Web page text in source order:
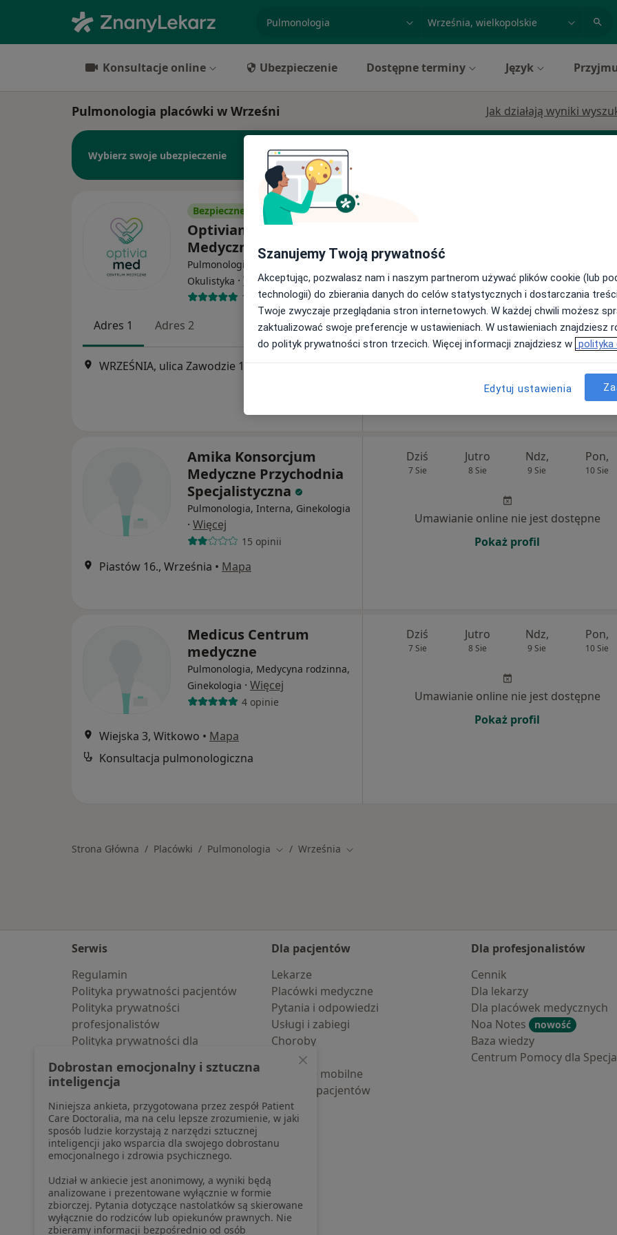
miasto lub dzielnica
Konsultacje online Ubezpieczenie Dostępne terminy Język
Pulmonologia placówki w Wrześni Jak działają wyniki
Wybierz swoje ubezpieczenie
Bezpieczne płatności
Optiviamed Centrum
Medyczne
Pulmonologia, Laryngologia,
Okulistyka · Więcej
1895 opinii
Adres 1 Adres 2
Umawianie online nie jest dostępne
Pokaż profil
Amika Konsorcjum
Medyczne Przychodnia
Specjalistyczna
Pulmonologia, Interna, Ginekologia
· Więcej
15 opinii
Piastów 16., Września • Mapa
Dziś
7 Sie
Jutro
8 Sie
Ndz,
9 Sie
Pon,
10 Sie
Umawianie online nie jest dostępne
Pokaż profil
Medicus Centrum
medyczne
Pulmonologia, Medycyna rodzinna,
Ginekologia · Więcej
4 opinie
Wiejska 3, Witkowo • Mapa
Konsultacja pulmonologiczna
Dziś
7 Sie
Jutro
8 Sie
Ndz,
9 Sie
Pon,
10 Sie
Umawianie online nie jest dostępne
Pokaż profil
Strona Główna Placówki Pulmonologia Zmień miasto
Września Zmień miasto
Serwis
Regulamin
Polityka prywatności pacjentów
Polityka prywatności
profesjonalistów
Polityka prywatności dla
pozyskaliśmy samodzielnie
Polityka cookies
Jak działają wyniki wyszukiwania
Dostępność
O nas
Praca Rekrutujemy!
Partnerzy
Centrum prasowe
Kontakt
Dla pacjentów
Lekarze
Placówki medyczne
Pytania i odpowiedzi
Usługi i zabiegi
Choroby
Pomoc
Aplikacje mobilne
Blog dla pacjentów
Dla profesjonalistów
Cennik
Dla lekarzy
Dla placówek medycznych
Noa Notes
nowość
Baza wiedzy
Centrum Pomocy dla
Szanujemy Twoją prywatność
Akceptując, pozwalasz nam i naszym partnerom używać plików cookie (lub
technologii) do zbierania danych do celów statystycznych i dostarczania
Twoje zwyczaje przeglądania stron internetowych. W każdej chwili możesz
zaktualizować swoje preferencje w ustawieniach. W ustawieniach znajdziesz
do polityk prywatności stron trzecich. Więcej informacji znajdziesz w polityka
Edytuj ustawienia
Dobrostan emocjonalny i sztuczna
inteligencja
Niniejsza ankieta, przygotowana przez zespół Patient
Care Doctoralia, ma na celu lepsze zrozumienie, w jaki
sposób ludzie korzystają z narzędzi sztucznej
inteligencji jako wsparcia dla swojego dobrostanu
emocjonalnego i zdrowia psychicznego.
Udział w ankiecie jest anonimowy, a wyniki będą
analizowane i prezentowane wyłącznie w formie
zbiorczej. Pytania dotyczące nastolatków są skierowane
wyłącznie do rodziców lub opiekunów prawnych. Nie
zbieramy informacji bezpośrednio od osób